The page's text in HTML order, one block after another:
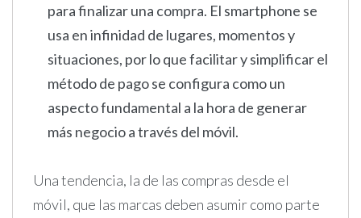
para finalizar una compra. El smartphone se
usa en infinidad de lugares, momentos y
situaciones, por lo que facilitar y simplificar el
método de pago se configura como un
aspecto fundamental a la hora de generar
más negocio a través del móvil.
Una tendencia, la de las compras desde el
móvil, que las marcas deben asumir como parte